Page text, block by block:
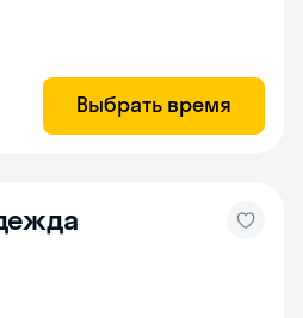
Выбрать время